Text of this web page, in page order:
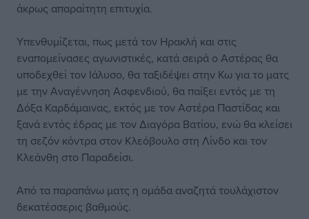
άκρως απαραίτητη επιτυχία.
Υπενθυμίζεται, πως μετά τον Ηρακλή και στις
εναπομείνασες αγωνιστικές, κατά σειρά ο Αστέρας θα
υποδεχθεί τον Ιάλυσο, θα ταξιδέψει στην Κω για το ματς
με την Αναγέννηση Ασφενδιού, θα παίξει εντός με τη
Δόξα Καρδάμαινας, εκτός με τον Αστέρα Παστίδας και
ξανά εντός έδρας με τον Διαγόρα Βατίου, ενώ θα κλείσει
τη σεζόν κόντρα στον Κλεόβουλο στη Λίνδο και τον
Κλεάνθη στο Παραδείσι.
Από τα παραπάνω ματς η ομάδα αναζητά τουλάχιστον
δεκατέσσερις βαθμούς.